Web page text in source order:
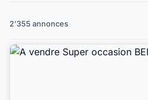
2'355 annonces